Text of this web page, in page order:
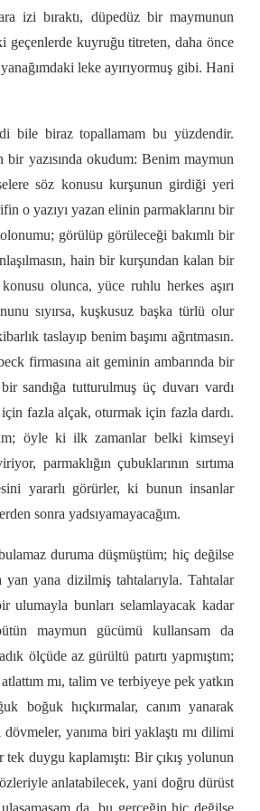
izi bıraktı, düpedüz bir maymunun
geçenlerde kuyruğu titreten, daha önce
leke ayırıyormuş gibi. Hani
bile biraz topallamam bu yüzdendir.
yazısında okudum: Benim maymun
söz konusu kurşunun girdiği yeri
o yazıyı yazan elinin parmaklarını bir
görülüp görüleceği bakımlı bir
hain bir kurşundan kalan bir
olunca, yüce ruhlu herkes aşırı
sıyırsa, kuşkusuz başka türlü olur
taslayıp benim başımı ağrıtmasın.
firmasına ait geminin ambarında bir
sandığa tutturulmuş üç duvarı vardı
fazla alçak, oturmak için fazla dardı.
öyle ki ilk zamanlar belki kimseyi
parmaklığın çubuklarının sırtıma
yararlı görürler, ki bunun insanlar
sonra yadsıyamayacağım.
duruma düşmüştüm; hiç değilse
yan yana dizilmiş tahtalarıyla. Tahtalar
ulumayla bunları selamlayacak kadar
maymun gücümü kullansam da
ölçüde az gürültü patırtı yapmıştım;
mı, talim ve terbiyeye pek yatkın
boğuk hıçkırmalar, canım yanarak
yanıma biri yaklaştı mı dilimi
duygu kaplamıştı: Bir çıkış yolunun
anlatabilecek, yani doğru dürüst
da, bu gerçeğin hiç değilse